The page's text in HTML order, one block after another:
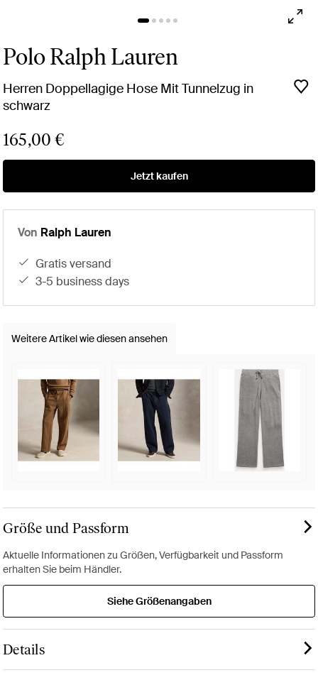
Polo Ralph Lauren
Herren Doppellagige Hose Mit Tunnelzug in
schwarz
165,00 €
Jetzt kaufen
Von Ralph Lauren
gratis versand
3-5 business days
Weitere Artikel wie diesen ansehen
Größe und Passform
Aktuelle Informationen zu Größen, Verfügbarkeit und Passform
erhalten Sie beim Händler.
Siehe Größenangaben
Details